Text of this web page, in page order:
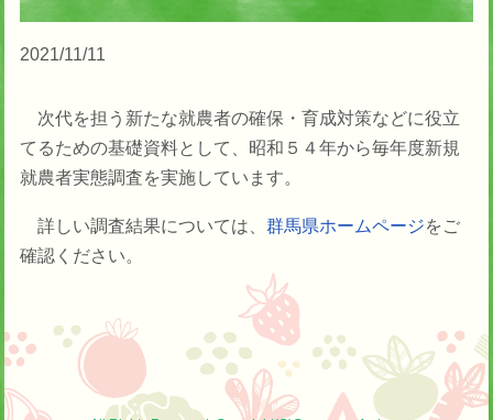
2021/11/11
次代を担う新たな就農者の確保・育成対策などに役立
てるための基礎資料として、昭和５４年から毎年度新規
就農者実態調査を実施しています。
詳しい調査結果については、 群馬県ホームページをご
確認ください。